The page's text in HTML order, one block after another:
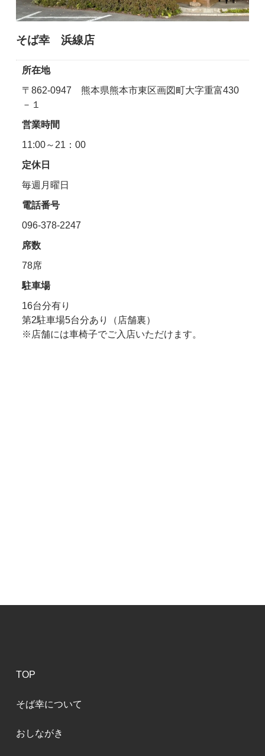
そば幸 浜線店
所在地
〒862-0947 熊本県熊本市東区画図町大字重富430
－１
営業時間
11:00～21：00
定休日
毎週月曜日
電話番号
096-378-2247
席数
78席
駐車場
16台分有り
第2駐車場5台分あり（店舗裏）
※店舗には車椅子でご入店いただけます。
TOP
そば幸について
おしながき